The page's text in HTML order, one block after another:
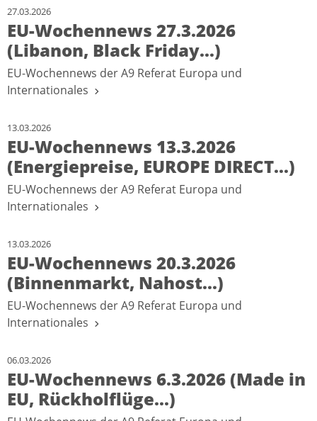
27.03.2026
EU-Wochennews 27.3.2026
(Libanon, Black Friday...)
EU-Wochennews der A9 Referat Europa und
Internationales
13.03.2026
EU-Wochennews 13.3.2026
(Energiepreise, EUROPE DIRECT...)
EU-Wochennews der A9 Referat Europa und
Internationales
13.03.2026
EU-Wochennews 20.3.2026
(Binnenmarkt, Nahost...)
EU-Wochennews der A9 Referat Europa und
Internationales
06.03.2026
EU-Wochennews 6.3.2026 (Made in
EU, Rückholflüge...)